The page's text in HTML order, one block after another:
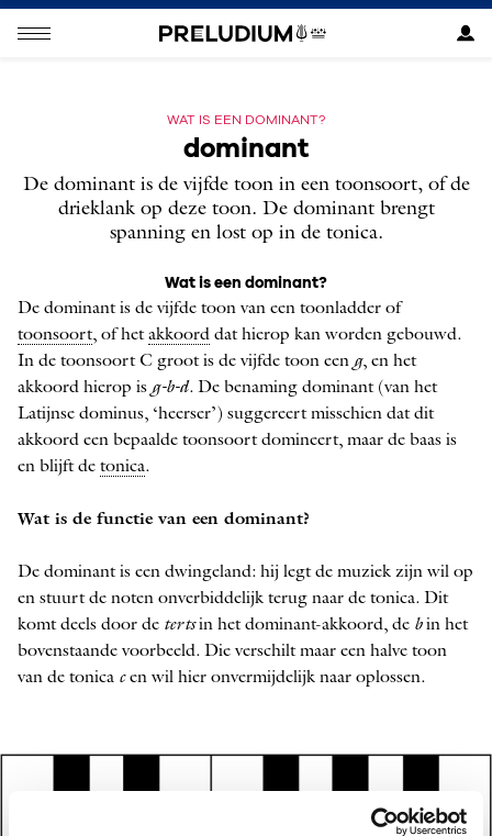
WAT IS EEN DOMINANT?
dominant
De dominant is de vijfde toon in een toonsoort, of de
drieklank op deze toon. De dominant brengt
spanning en lost op in de tonica.
Wat is een dominant?
De dominant is de vijfde toon van een toonladder of
toonsoort, of hetakkoord dat hierop kan worden gebouwd.
In de toonsoort C groot is de vijfde toon een g, en het
akkoord hierop is g-b-d. De benaming dominant (van het
Latijnse dominus, ‘heerser’) suggereert misschien dat dit
akkoord een bepaalde toonsoort domineert, maar de baas is
en blijft de tonica.
Wat is de functie van een dominant?
De dominant is een dwingeland: hij legt de muziek zijn wil op
en stuurt de noten onverbiddelijk terug naar de tonica. Dit
komt deels door de tertsin het dominant-akkoord, de bin het
bovenstaande voorbeeld. Die verschilt maar een halve toon
van de tonica cen wil hier onvermijdelijk naar oplossen.